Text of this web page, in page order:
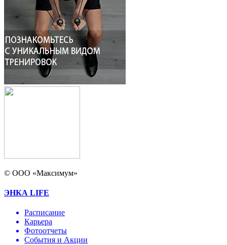
© ООО «Максимум»
ЭНКА LIFE
Расписание
Карьера
Фотоотчеты
События и Акции